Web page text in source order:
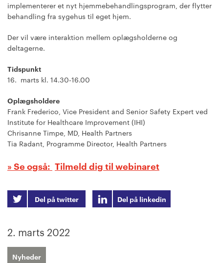
implementerer et nyt hjemmebehandlingsprogram, der flytter
behandling fra sygehus til eget hjem.
Der vil være interaktion mellem oplægsholderne og
deltagerne.
Tidspunkt
16. marts kl. 14.30-16.00
Oplægsholdere
Frank Frederico, Vice President and Senior Safety Expert ved
Institute for Healthcare Improvement (IHI)
Chrisanne Timpe, MD, Health Partners
Tia Radant, Programme Director, Health Partners
Tilmeld dig til webinaret
Del på twitter Del på linkedin
2. marts 2022
Nyheder